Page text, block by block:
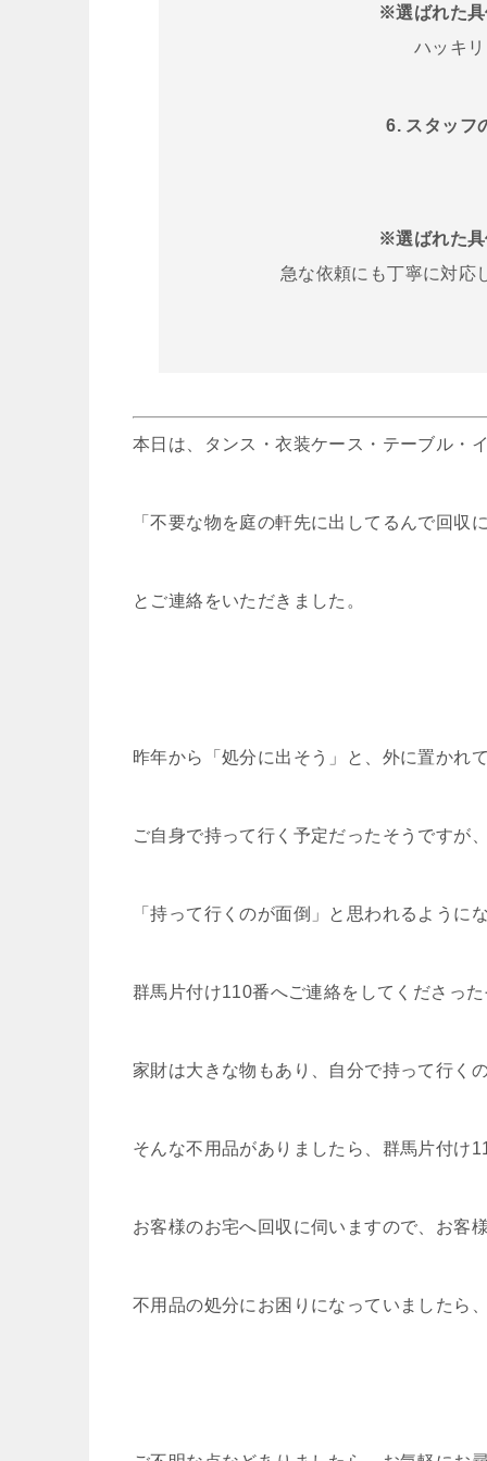
※選ばれた具
ハッキ
6. スタッフ
※選ばれた具
急な依頼にも丁寧に対応
本日は、タンス・衣装ケース・テーブル・
「不要な物を庭の軒先に出してるんで回収
とご連絡をいただきました。
昨年から「処分に出そう」と、外に置かれ
ご自身で持って行く予定だったそうですが
「持って行くのが面倒」と思われるように
群馬片付け110番へご連絡をしてくださっ
家財は大きな物もあり、自分で持って行く
そんな不用品がありましたら、群馬片付け
お客様のお宅へ回収に伺いますので、お客
不用品の処分にお困りになっていましたら